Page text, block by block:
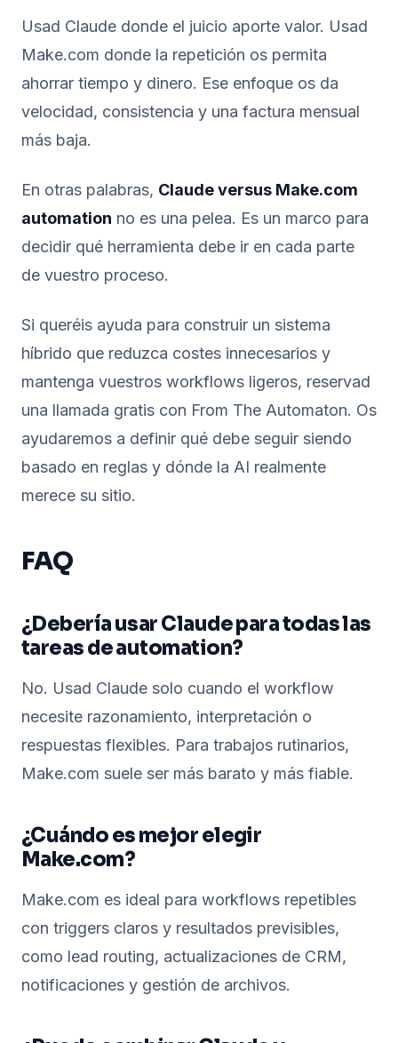
Usad Claude donde el juicio aporte valor. Usad
Make.com donde la repetición os permita
ahorrar tiempo y dinero. Ese enfoque os da
velocidad, consistencia y una factura mensual
más baja.
En otras palabras, Claude versus Make.com
automation no es una pelea. Es un marco para
decidir qué herramienta debe ir en cada parte
de vuestro proceso.
Si queréis ayuda para construir un sistema
híbrido que reduzca costes innecesarios y
mantenga vuestros workflows ligeros, reservad
una llamada gratis con From The Automaton. Os
ayudaremos a definir qué debe seguir siendo
basado en reglas y dónde la AI realmente
merece su sitio.
FAQ
¿Debería usar Claude para todas las
tareas de automation?
No. Usad Claude solo cuando el workflow
necesite razonamiento, interpretación o
respuestas flexibles. Para trabajos rutinarios,
Make.com suele ser más barato y más fiable.
¿Cuándo es mejor elegir
Make.com?
Make.com es ideal para workflows repetibles
con triggers claros y resultados previsibles,
como lead routing, actualizaciones de CRM,
notificaciones y gestión de archivos.